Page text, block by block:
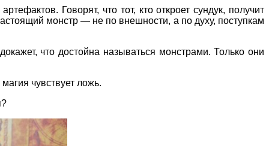
Говорят, что тот, кто откроет сундук, получит
монстр — не по внешности, а по духу, поступкам
что достойна называться монстрами. Только они
чувствует ложь.